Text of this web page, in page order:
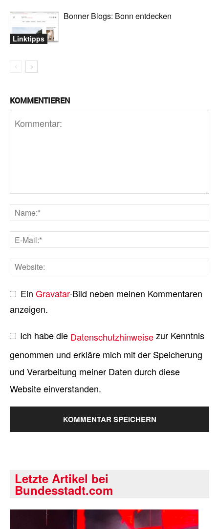
Linktipps
Bonner Blogs: Bonn entdecken
KOMMENTIEREN
EinGravatar-Bild neben meinen Kommentaren
anzeigen.
Ich habe die Datenschutzhinweisezur Kenntnis
genommen und erkläre mich mit der Speicherung
und Verarbeitung meiner Daten durch diese
Website einverstanden.
Letzte Artikel bei
Bundesstadt.com